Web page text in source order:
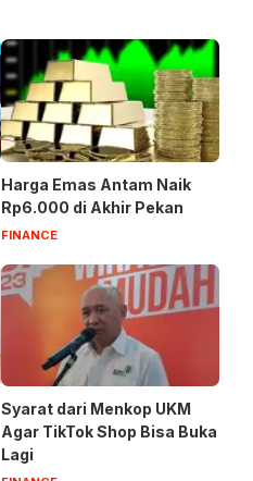
Harga Emas Antam Naik
Rp6.000 di Akhir Pekan
FINANCE
Syarat dari Menkop UKM
Agar TikTok Shop Bisa Buka
Lagi